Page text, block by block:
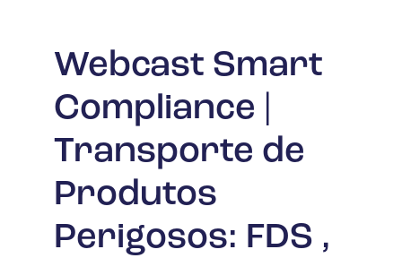
Webcast Smart
Compliance |
Transporte de
Produtos
Perigosos: FDS ,